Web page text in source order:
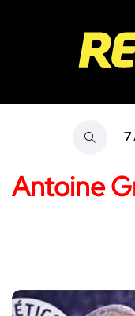
7
Antoine